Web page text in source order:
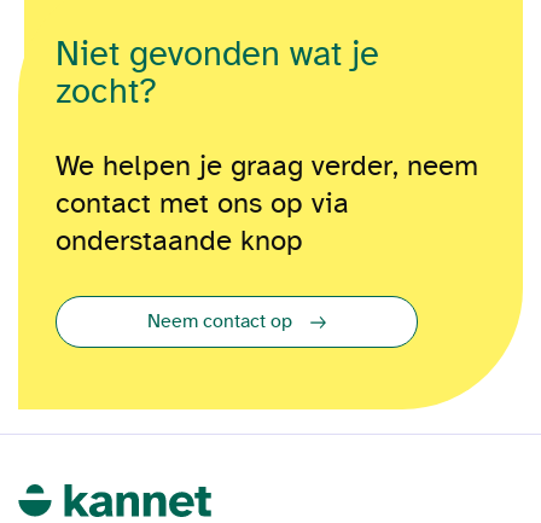
Niet gevonden wat je
zocht?
We helpen je graag verder, neem
contact met ons op via
onderstaande knop
Neem contact op